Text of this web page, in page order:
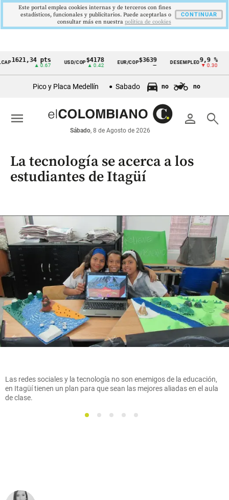
Cintillo
económicos
Colombia
pts USD/COP$4178
▲ 0.42
EUR/COP$3639
—
DESEMPLEO9,9 %
▼ 0.30
PIB
Pico y Placa Medellín Sabado no no
person search
Sábado, 8 de Agosto de 2026
menu
La tecnología se acerca a los
estudiantes de Itagüí
Las redes sociales y la tecnología no son enemigos de la educación,
en Itagüí tienen un plan para que sean las mejores aliadas en el aula
de clase.
1 2 3 4 5
Este portal emplea cookies internas y de terceros con fines
estadísticos, funcionales y publicitarios. Puede aceptarlas o
consultar más en nuestra politica de cookies
CONTINUAR